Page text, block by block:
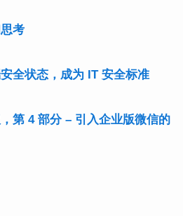
考
全状态，成为 IT 安全标准
第 4 部分 – 引入企业版微信的